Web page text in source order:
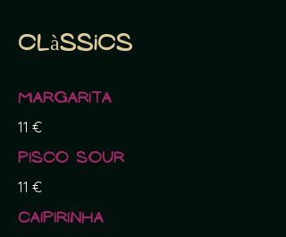
Clàssics
Margarita
11 €
Pisco sour
11 €
Caipirinha